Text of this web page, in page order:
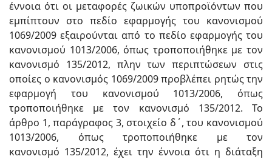
έννοια ότι οι μεταφορές ζωικών υποπροϊόντων που
εμπίπτουν στο πεδίο εφαρμογής του κανονισμού
1069/2009 εξαιρούνται από το πεδίο εφαρμογής του
κανονισμού 1013/2006, όπως τροποποιήθηκε με τον
κανονισμό 135/2012, πλην των περιπτώσεων στις
οποίες ο κανονισμός 1069/2009 προβλέπει ρητώς την
εφαρμογή του κανονισμού 1013/2006, όπως
τροποποιήθηκε με τον κανονισμό 135/2012. Το
άρθρο 1, παράγραφος 3, στοιχείο δ΄, του κανονισμού
1013/2006, όπως τροποποιήθηκε με τον
κανονισμό 135/2012, έχει την έννοια ότι η διάταξη